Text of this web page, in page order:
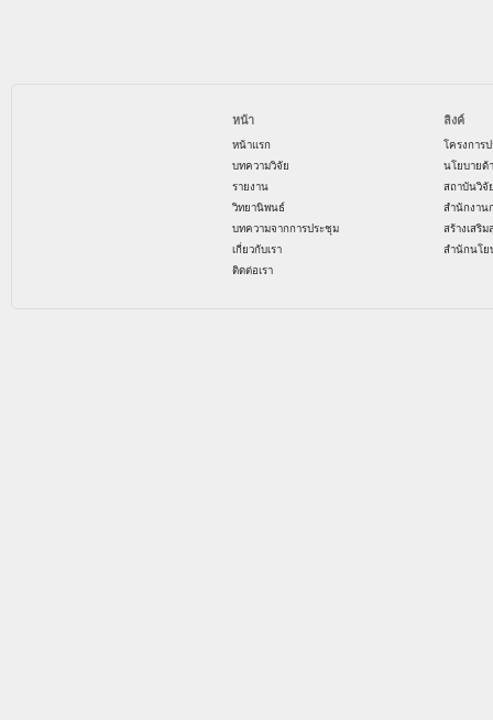
หน้า
หน้าแรก
บทความวิจัย
รายงาน
วิทยานิพนธ์
บทความจากการประชุม
เกี่ยวกับเรา
ติดต่อเรา
ลิงค์
โครงการ
นโยบายด้
สถาบันวิจั
สำนักงาน
สร้างเสริ
สำนักนโย